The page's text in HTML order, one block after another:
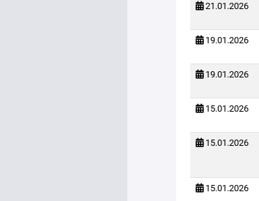
21.01.2026
19.01.2026
19.01.2026
15.01.2026
15.01.2026
15.01.2026